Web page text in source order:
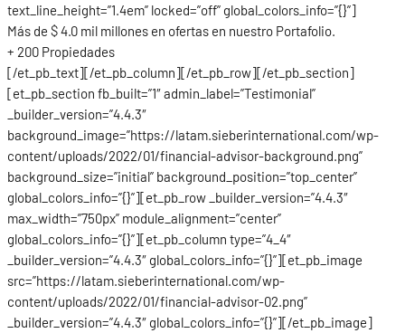
text_line_height=”1.4em” locked=”off” global_colors_info=”{}”]
Más de $ 4.0 mil millones en ofertas en nuestro Portafolio.
+ 200 Propiedades
[/et_pb_text][/et_pb_column][/et_pb_row][/et_pb_section]
[et_pb_section fb_built=”1″ admin_label=”Testimonial”
_builder_version=”4.4.3″
background_image=”https://latam.sieberinternational.com/wp-
content/uploads/2022/01/financial-advisor-background.png”
background_size=”initial” background_position=”top_center”
global_colors_info=”{}”][et_pb_row _builder_version=”4.4.3″
max_width=”750px” module_alignment=”center”
global_colors_info=”{}”][et_pb_column type=”4_4″
_builder_version=”4.4.3″ global_colors_info=”{}”][et_pb_image
src=”https://latam.sieberinternational.com/wp-
content/uploads/2022/01/financial-advisor-02.png”
_builder_version=”4.4.3″ global_colors_info=”{}”][/et_pb_image]